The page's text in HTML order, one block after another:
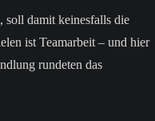
soll damit keinesfalls die
ist Teamarbeit – und hier
rundeten das